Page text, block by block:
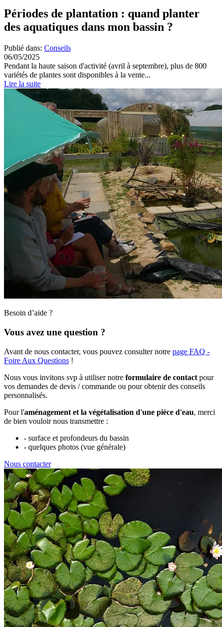
Périodes de plantation : quand planter
des aquatiques dans mon bassin ?
Publié dans: Conseils
06/05/2025
Pendant la haute saison d'activité (avril à septembre), plus de 800
variétés de plantes sont disponibles à la vente...
Lire la suite
Besoin d’aide ?
Vous avez une question ?
Avant de nous contacter, vous pouvez consulter notre page FAQ -
Foire Aux Questions !
Nous vous invitons svp à utiliser notre formulaire de contact pour
vos demandes de devis / commande ou pour obtenir des conseils
personnalisés.
Pour l'aménagement et la végétalisation d'une pièce d'eau, merci
de bien vouloir nous transmettre :
- surface et profondeurs du bassin
- quelques photos (vue générale)
Nous contacter